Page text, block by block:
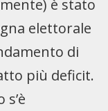
è stato
elettorale
di
più deficit.